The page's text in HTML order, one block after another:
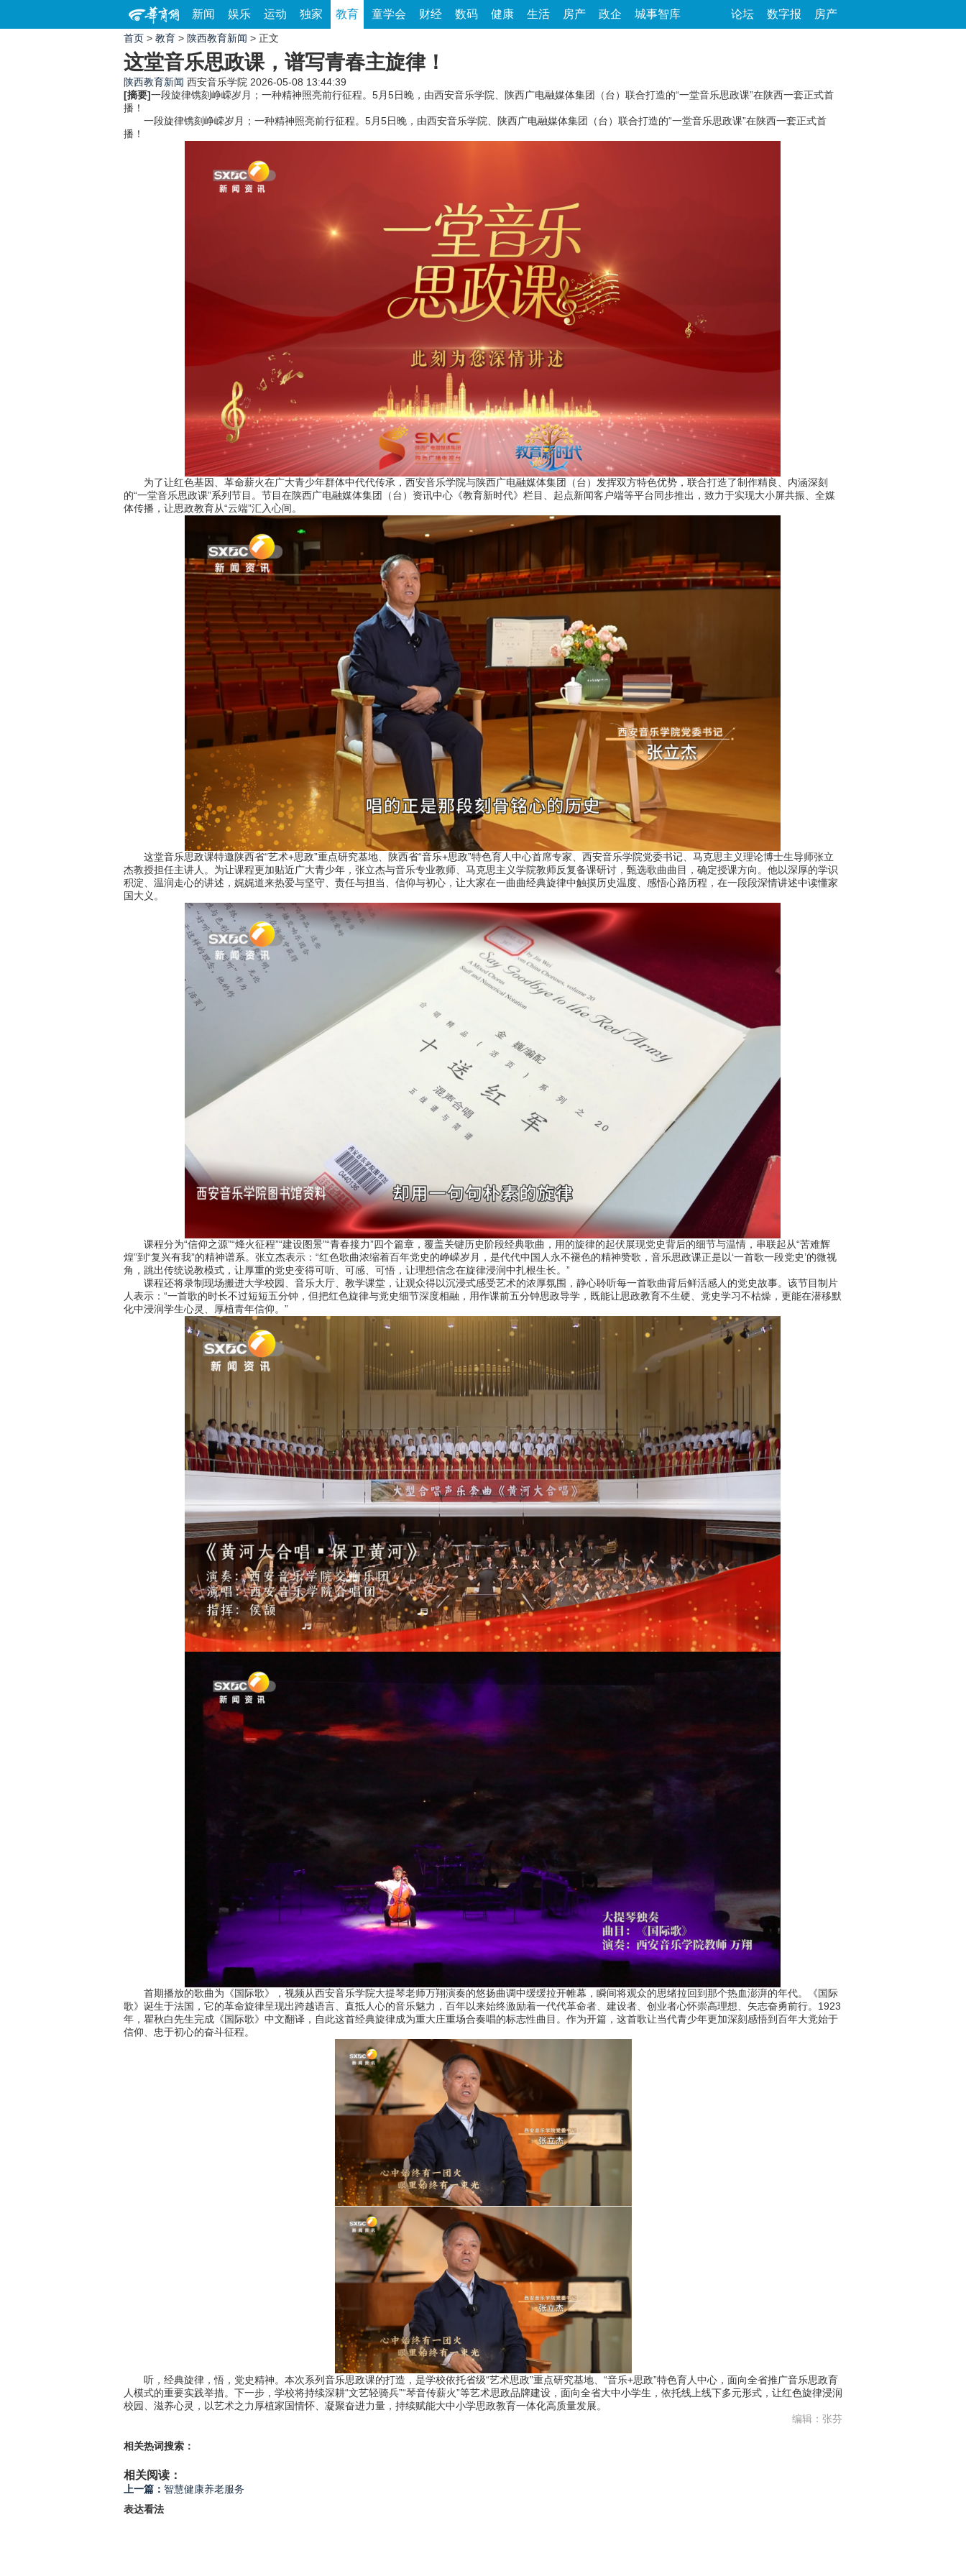
新闻 娱乐 运动 独家 教育 童学会 财经 数码 健康 生活 房产 政企 城事智库 论坛 数字报 房产
首页 > 教育 > 陕西教育新闻 > 正文
这堂音乐思政课，谱写青春主旋律！
陕西教育新闻 西安音乐学院 2026-05-08 13:44:39
[摘要]一段旋律镌刻峥嵘岁月；一种精神照亮前行征程。5月5日晚，由西安音乐学院、陕西广电融媒体集团（台）联合打造的“一堂音乐思政课”在陕西一套正式首
播！
一段旋律镌刻峥嵘岁月；一种精神照亮前行征程。5月5日晚，由西安音乐学院、陕西广电融媒体集团（台）联合打造的“一堂音乐思政课”在陕西一套正式首
播！
为了让红色基因、革命薪火在广大青少年群体中代代传承，西安音乐学院与陕西广电融媒体集团（台）发挥双方特色优势，联合打造了制作精良、内涵深刻
的“一堂音乐思政课”系列节目。节目在陕西广电融媒体集团（台）资讯中心《教育新时代》栏目、起点新闻客户端等平台同步推出，致力于实现大小屏共振、全媒
体传播，让思政教育从“云端”汇入心间。
这堂音乐思政课特邀陕西省“艺术+思政”重点研究基地、陕西省“音乐+思政”特色育人中心首席专家、西安音乐学院党委书记、马克思主义理论博士生导师张立
杰教授担任主讲人。为让课程更加贴近广大青少年，张立杰与音乐专业教师、马克思主义学院教师反复备课研讨，甄选歌曲曲目，确定授课方向。他以深厚的学识
积淀、温润走心的讲述，娓娓道来热爱与坚守、责任与担当、信仰与初心，让大家在一曲曲经典旋律中触摸历史温度、感悟心路历程，在一段段深情讲述中读懂家
国大义。
课程分为“信仰之源”“烽火征程”“建设图景”“青春接力”四个篇章，覆盖关键历史阶段经典歌曲，用的旋律的起伏展现党史背后的细节与温情，串联起从“苦难辉
煌”到“复兴有我”的精神谱系。张立杰表示：“红色歌曲浓缩着百年党史的峥嵘岁月，是代代中国人永不褪色的精神赞歌，音乐思政课正是以‘一首歌一段党史’的微视
角，跳出传统说教模式，让厚重的党史变得可听、可感、可悟，让理想信念在旋律浸润中扎根生长。”
课程还将录制现场搬进大学校园、音乐大厅、教学课堂，让观众得以沉浸式感受艺术的浓厚氛围，静心聆听每一首歌曲背后鲜活感人的党史故事。该节目制片
人表示：“一首歌的时长不过短短五分钟，但把红色旋律与党史细节深度相融，用作课前五分钟思政导学，既能让思政教育不生硬、党史学习不枯燥，更能在潜移默
化中浸润学生心灵、厚植青年信仰。”
首期播放的歌曲为《国际歌》，视频从西安音乐学院大提琴老师万翔演奏的悠扬曲调中缓缓拉开帷幕，瞬间将观众的思绪拉回到那个热血澎湃的年代。《国际
歌》诞生于法国，它的革命旋律呈现出跨越语言、直抵人心的音乐魅力，百年以来始终激励着一代代革命者、建设者、创业者心怀崇高理想、矢志奋勇前行。1923
年，瞿秋白先生完成《国际歌》中文翻译，自此这首经典旋律成为重大庄重场合奏唱的标志性曲目。作为开篇，这首歌让当代青少年更加深刻感悟到百年大党始于
信仰、忠于初心的奋斗征程。
听，经典旋律，悟，党史精神。本次系列音乐思政课的打造，是学校依托省级“艺术思政”重点研究基地、“音乐+思政”特色育人中心，面向全省推广音乐思政育
人模式的重要实践举措。下一步，学校将持续深耕“文艺轻骑兵”“琴音传薪火”等艺术思政品牌建设，面向全省大中小学生，依托线上线下多元形式，让红色旋律浸润
校园、滋养心灵，以艺术之力厚植家国情怀、凝聚奋进力量，持续赋能大中小学思政教育一体化高质量发展。
编辑：张芬
相关热词搜索：
相关阅读：
上一篇： 智慧健康养老服务
表达看法